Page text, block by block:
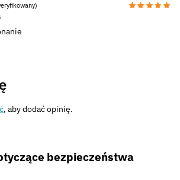
, aby dodać opinię.
bezpieczeństwa